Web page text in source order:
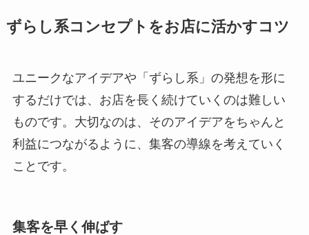
ずらし系コンセプトをお店に活かすコツ
ユニークなアイデアや「ずらし系」の発想を形に
するだけでは、お店を長く続けていくのは難しい
ものです。大切なのは、そのアイデアをちゃんと
利益につながるように、集客の導線を考えていく
ことです。
集客を早く伸ばす